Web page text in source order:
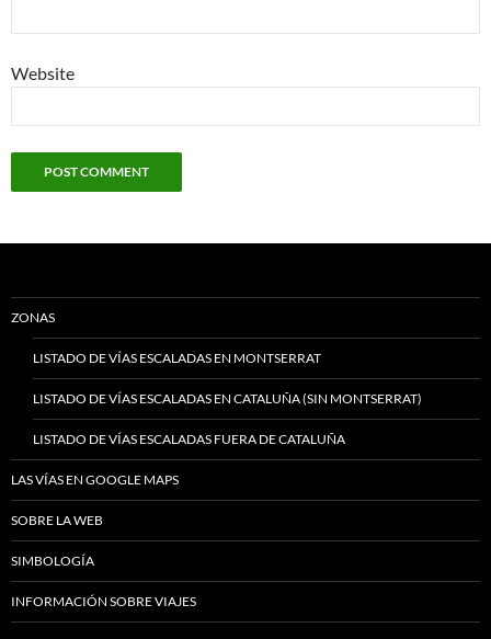
Website
ZONAS
LISTADO DE VÍAS ESCALADAS EN MONTSERRAT
LISTADO DE VÍAS ESCALADAS EN CATALUÑA (SIN MONTSERRAT)
LISTADO DE VÍAS ESCALADAS FUERA DE CATALUÑA
LAS VÍAS EN GOOGLE MAPS
SOBRE LA WEB
SIMBOLOGÍA
INFORMACIÓN SOBRE VIAJES